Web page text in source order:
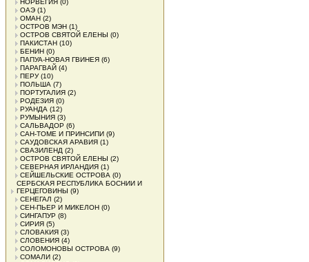
НОРВЕГИЯ (0)
ОАЭ (1)
ОМАН (2)
ОСТРОВ МЭН (1)
ОСТРОВ СВЯТОЙ ЕЛЕНЫ (0)
ПАКИСТАН (10)
БЕНИН (0)
ПАПУА-НОВАЯ ГВИНЕЯ (6)
ПАРАГВАЙ (4)
ПЕРУ(10)
ПОЛЬША (7)
ПОРТУГАЛИЯ (2)
РОДЕЗИЯ (0)
РУАНДА (12)
РУМЫНИЯ (3)
САЛЬВАДОР (6)
САН-ТОМЕ И ПРИНСИПИ (9)
САУДОВСКАЯ АРАВИЯ (1)
СВАЗИЛЕНД (2)
ОСТРОВ СВЯТОЙ ЕЛЕНЫ (2)
СЕВЕРНАЯ ИРЛАНДИЯ (1)
СЕЙШЕЛЬСКИЕ ОСТРОВА (0)
СЕРБСКАЯ РЕСПУБЛИКА БОСНИИ И
ГЕРЦЕГОВИНЫ (9)
СЕНЕГАЛ (2)
СЕН-ПЬЕР И МИКЕЛОН (0)
СИНГАПУР (8)
СИРИЯ (5)
СЛОВАКИЯ (3)
СЛОВЕНИЯ (4)
СОЛОМОНОВЫ ОСТРОВА (9)
СОМАЛИ (2)